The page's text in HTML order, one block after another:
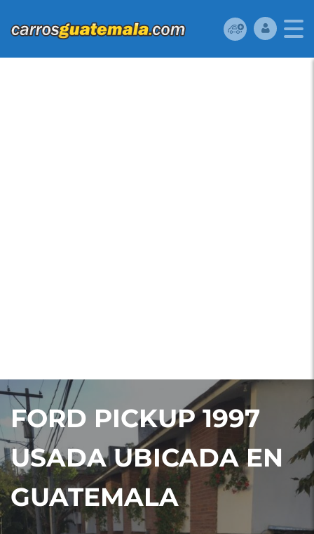
FORD PICKUP 1997
USADA UBICADA EN
GUATEMALA